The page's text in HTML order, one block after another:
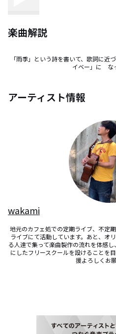
楽曲解説
「雨季」という詩を書いて、歌詞に近
イベー」に　な
アーティスト情報
wakami
地元のカフェ処での定期ライブ、不定
ライブにて活動しています。あと、オ
る人達で集って楽曲製作の流れを体感
にしたフリースクールを設けることを
援よろしくお